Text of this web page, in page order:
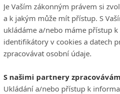
Je Vaším zákonným právem si
a k jakým může mít přístup. S
ukládáme a/nebo máme přístup
identifikátory v cookies a datech
zpracovávat osobní údaje.
S našimi partnery
Ukládání a/nebo přístup k